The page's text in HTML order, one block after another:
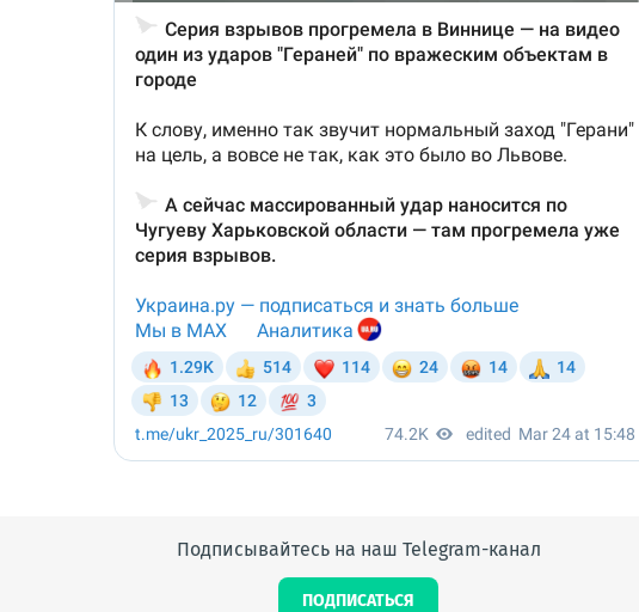
Подписывайтесь на наш Telegram-канал
ПОДПИСАТЬСЯ